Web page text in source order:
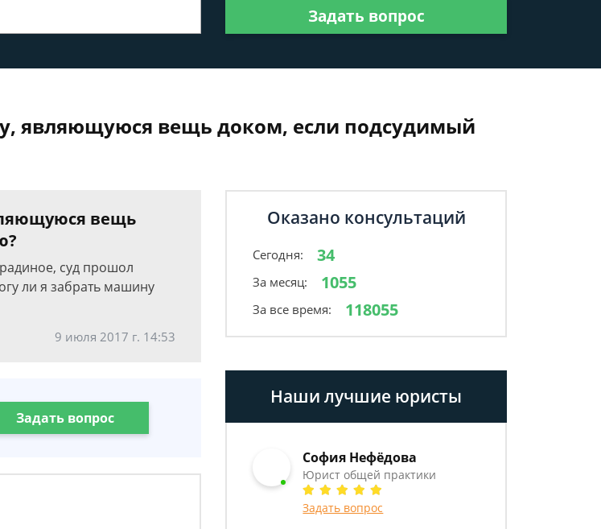
Задать вопрос
являющуюся вещь доком, если подсудимый
вещь
суд прошол
ли я забрать машину
9 июля 2017 г. 14:53
Задать вопрос
Оказано консультаций
Сегодня: 34
За месяц: 1055
За все время: 118055
Наши лучшие юристы
София Нефёдова
Юрист общей практики
Задать вопрос